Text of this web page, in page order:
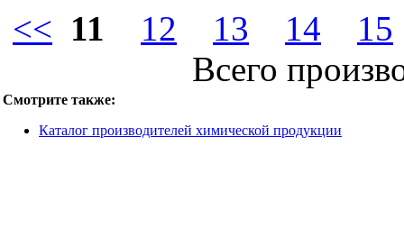
<< 11 12 13 14
15
Всего
Смотрите также:
Каталог производителей химической продукции